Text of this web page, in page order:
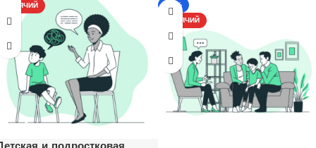
ГОРЯЧИЙ
-17%
ГОРЯЧИЙ